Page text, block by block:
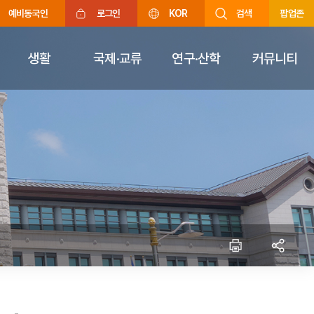
예비동국인 로그인 KOR 검색 팝업존
생활 국제·교류 연구·산학 커뮤니티